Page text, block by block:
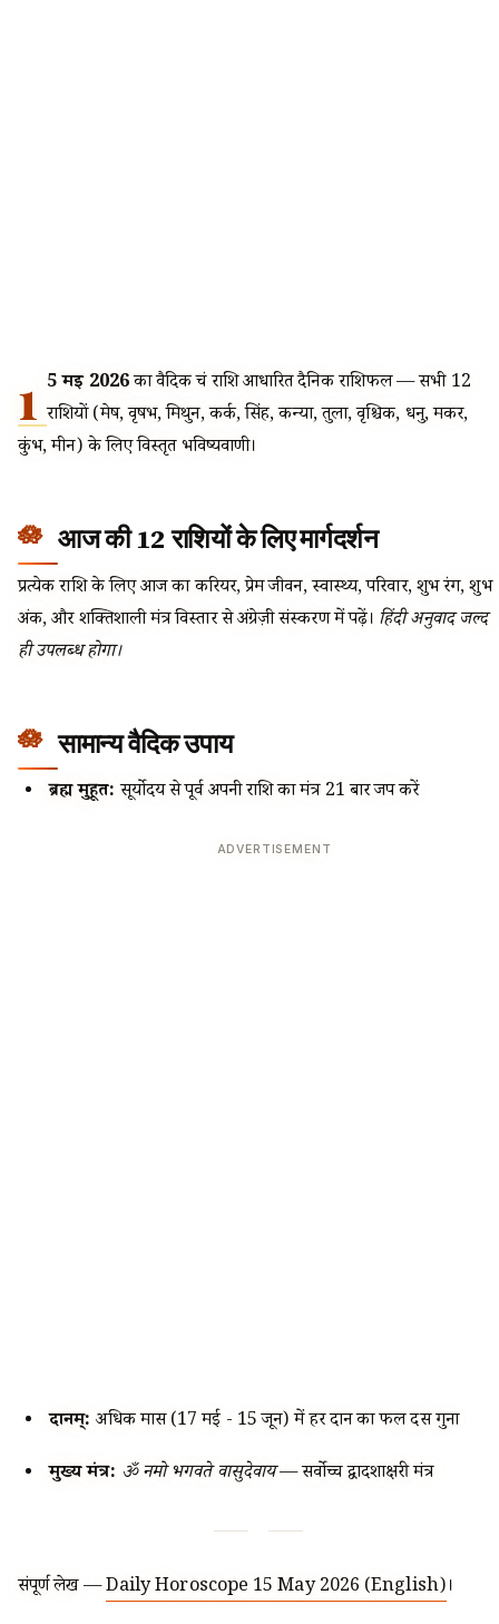
1 5 मई 2026का वैदिक चंद्र राशि आधारित दैनिक राशिफल — सभी 12
राशियों (मेष, वृषभ, मिथुन, कर्क, सिंह, कन्या, तुला, वृश्चिक, धनु, मकर,
कुंभ, मीन) के लिए विस्तृत भविष्यवाणी।
आज की 12 राशियों के लिए मार्गदर्शन
प्रत्येक राशि के लिए आज का करियर, प्रेम जीवन, स्वास्थ्य, परिवार, शुभ रंग, शुभ
अंक, और शक्तिशाली मंत्र विस्तार से अंग्रेज़ी संस्करण में पढ़ें। हिंदी अनुवाद जल्द
ही उपलब्ध होगा।
सामान्य वैदिक उपाय
ब्रह्म मुहूर्त:सूर्योदय से पूर्व अपनी राशि का मंत्र 21 बार जप करें
ADVERTISEMENT
दानम्:अधिक मास (17 मई - 15 जून) में हर दान का फल दस गुना
मुख्य मंत्र: ॐ नमो भगवते वासुदेवाय— सर्वोच्च द्वादशाक्षरी मंत्र
संपूर्ण लेख —Daily Horoscope 15 May 2026 (English)।